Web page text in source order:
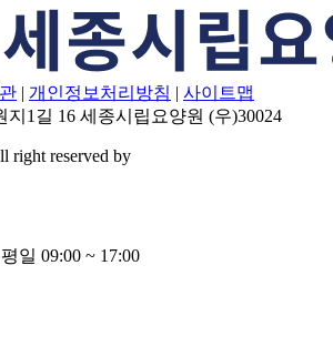
| 개인정보처리방침 | 사이트맵
1길 16 세종시립요양원 (우)30024
right reserved by
평일 09:00 ~ 17:00